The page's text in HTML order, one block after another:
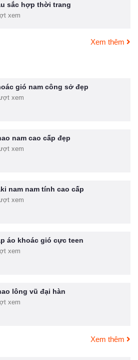
sắc hợp thời trang
xem
Xem thêm
gió nam công sở đẹp
xem
nam cao cấp đẹp
xem
nam nam tính cao cấp
xem
áo khoác gió cực teen
xem
lông vũ đại hàn
xem
Xem thêm